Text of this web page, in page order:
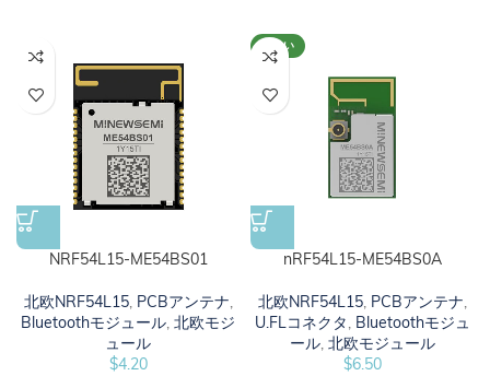
NRF54L15-ME54BS01
北欧NRF54L15, PCBアンテナ,
Bluetoothモジュール, 北欧モジ
ュール
$4.20
新しい
nRF54L15-ME54BS0A
北欧NRF54L15, PCBアンテナ,
U.FLコネクタ, Bluetoothモジュ
ール, 北欧モジュール
$6.50